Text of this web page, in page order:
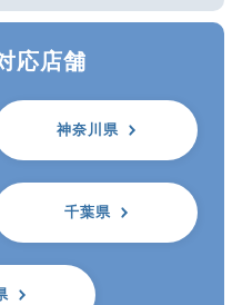
応店舗
神奈川県
千葉県